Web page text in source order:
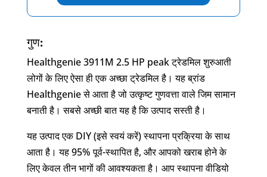
गुण:
Healthgenie 3911M 2.5 HP peak ट्रेडमिल शुरुआती
लोगों के लिए ऐसा ही एक अच्छा ट्रेडमिल है। यह ब्रांड
Healthgenie से आता है जो उत्कृष्ट गुणवत्ता वाले जिम सामान
बनाती है। सबसे अच्छी बात यह है कि उत्पाद सस्ती है।
यह उत्पाद एक DIY (इसे स्वयं करें) स्थापना प्रक्रिया के साथ
आता है। यह 95% पूर्व-स्थापित है, और आपको खराब होने के
लिए केवल तीन भागों की आवश्यकता है। आप स्थापना वीडियो